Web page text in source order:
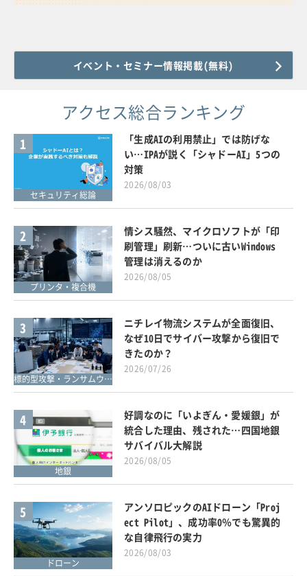
イベント・セミナー情報掲載(無料)
アクセス総合ランキング
1
セキュリティ総論
「生成AIの利用禁止」では防げな
い…IPAが説く「シャドーAI」5つの
対策
2026/08/03
2
プリンタ・複合機
情シス騒然、マイクロソフトが「印
刷管理」刷新…ついに古いWindows
管理は消えるのか
2026/08/05
3
標的型攻撃・ランサムウェア対策
ニチレイ物流システムが全面復旧、
なぜ10日でサイバー攻撃から復旧で
きたのか？
2026/07/26
4
地銀
好調なのに「いよぎん・愛媛銀」が
統合した理由、残された…四国地銀
サバイバル大解説
2026/08/05
5
ドローン
アンソロピックのAIドローン「Proj
ect Pilot」、成功率0％でも驚異的
な自律飛行の実力
2026/08/03